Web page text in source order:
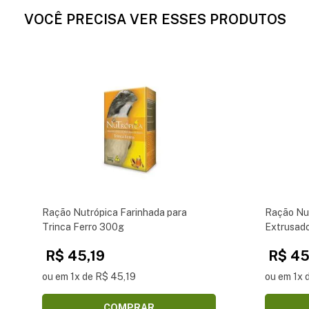
VOCÊ PRECISA VER ESSES PRODUTOS
Ração Nutrópica Farinhada para
Trinca Ferro 300g
R$ 45,19
ou em 1x de R$ 45,19
Ração
R$
ou em 1x